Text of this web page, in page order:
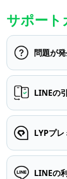
サポート
問題が
LINEの
LYPプ
LINEの